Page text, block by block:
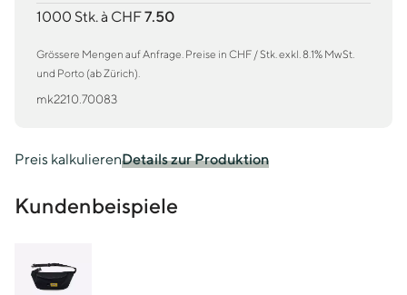
1000 Stk. à CHF7.50
Grössere Mengen auf Anfrage. Preise in CHF / Stk. exkl. 8.1% MwSt.
und Porto (ab Zürich).
mk2210.70083
Preis kalkulierenDetails zur Produktion
Kundenbeispiele